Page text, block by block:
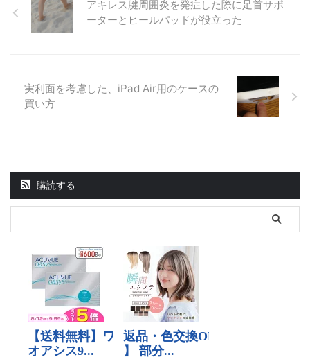
アキレス腱周囲炎を発症した際に足首サポ
ーターとヒールパッドが役立った
実利面を考慮した、iPad Air用のケースの
買い方
購読する